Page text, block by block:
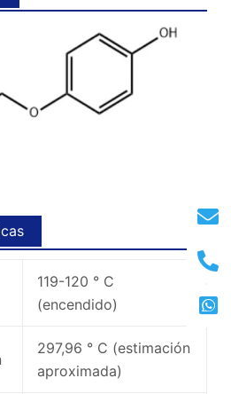
119-120 ° C
(encendido)
297,96 ° C (estimación
aproximada)